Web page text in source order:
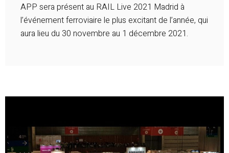
APP sera présent au RAIL Live 2021 Madrid à
l’événement ferroviaire le plus excitant de l’année, qui
aura lieu du 30 novembre au 1 décembre 2021.